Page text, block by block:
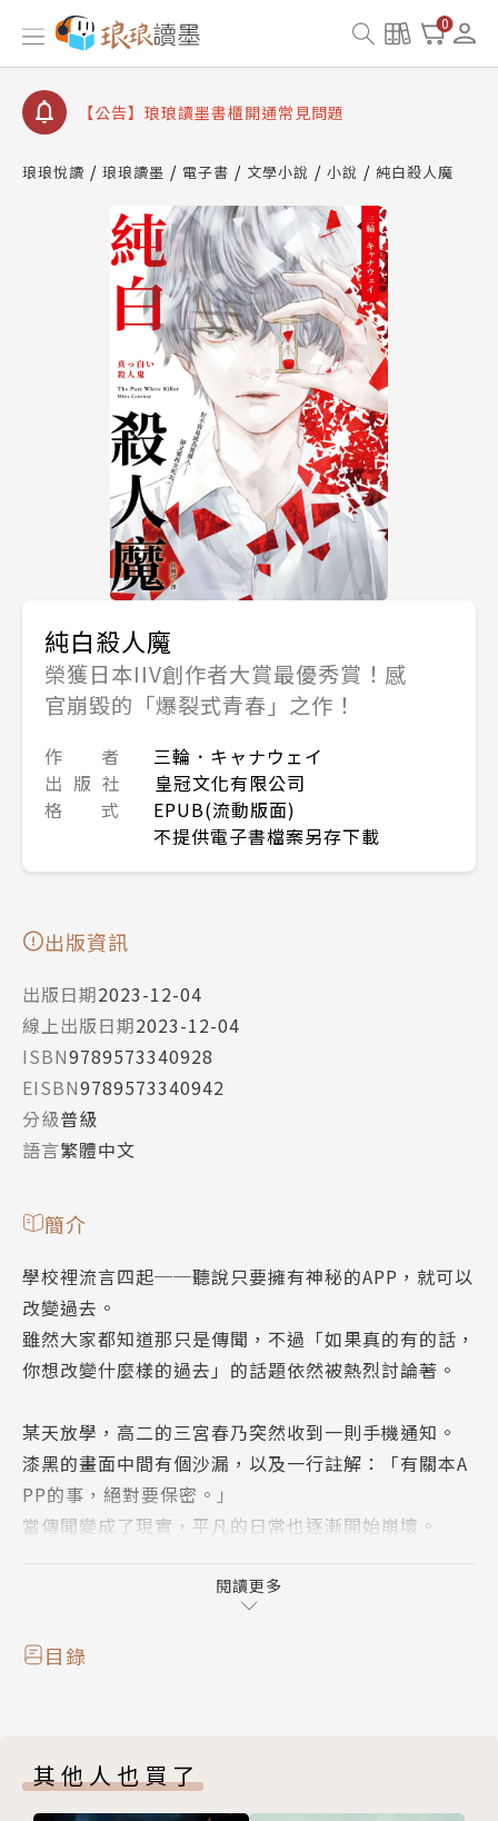
0
【公告】因 Readmoo 讀墨系統維護中，本站同步暫
停部分閱讀服務
【公告】琅琅讀墨數位閱讀資產合併與書櫃開通申請
【公告】琅琅讀墨書櫃開通常見問題
請圖文教學
【公告】因 Readmoo 讀墨系統維護中，本站同步暫
停部分閱讀服務
琅琅悅讀 琅琅讀墨 電子書 文學小說 小說 純白殺人魔
純白殺人魔
榮獲日本IIV創作者大賞最優秀賞！感
官崩毀的「爆裂式青春」之作！
作 者
三輪．キャナウェイ
出 版 社
皇冠文化有限公司
格 式
EPUB(流動版面)
不提供電子書檔案另存下載
出版資訊
出版日期2023-12-04
線上出版日期2023-12-04
ISBN9789573340928
EISBN9789573340942
分級普級
語言繁體中文
簡介
學校裡流言四起──聽說只要擁有神秘的APP，就可以
改變過去。
雖然大家都知道那只是傳聞，不過「如果真的有的話，
你想改變什麼樣的過去」的話題依然被熱烈討論著。
某天放學，高二的三宮春乃突然收到一則手機通知。
漆黑的畫面中間有個沙漏，以及一行註解：「有關本A
PP的事，絕對要保密。」
當傳聞變成了現實，平凡的日常也逐漸開始崩壞。
記得春乃的人，只剩下同屆的一條仁、吾妻結衣、雪月
菫。
去？
閱讀更多
目錄
其他人也買了